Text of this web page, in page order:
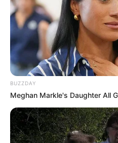
BUZZDAY
Meghan Markle's Daughter All